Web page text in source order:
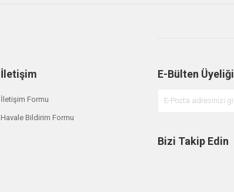
İletişim
İletişim Formu
Havale Bildirim Formu
E-Bülten Üyeliği
Bizi Takip Edin